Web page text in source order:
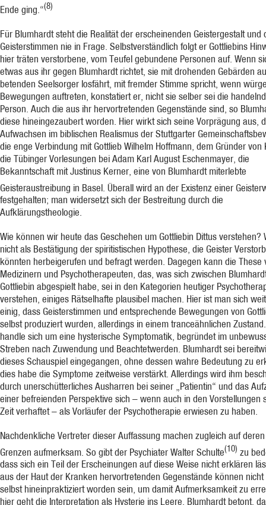
Ende ging.“(8)
Für Blumhardt steht die Realität der erscheinenden Geistergestalt und
Geisterstimmen nie in Frage. Selbstverständlich folgt er Gottliebins
hier träten verstorbene, vom Teufel gebundene Personen auf. Wenn
etwas aus ihr gegen Blumhardt richtet, sie mit drohenden Gebärden
betenden Seelsorger losfährt, mit fremder Stimme spricht, wenn
Bewegungen auftreten, konstatiert er, nicht sie selber sei die
Person. Auch die aus ihr hervortretenden Gegenstände sind, so
diese hineingezaubert worden. Hier wirkt sich seine Vorprägung aus,
Aufwachsen im biblischen Realismus der Stuttgarter
die enge Verbindung mit Gottlieb Wilhelm Hoffmann, dem Gründer von
die Tübinger Vorlesungen bei Adam Karl August Eschenmayer, die
Bekanntschaft mit Justinus Kerner, eine von Blumhardt miterlebte
Geisteraustreibung in Basel. Überall wird an der Existenz einer
festgehalten; man widersetzt sich der Bestreitung durch die
Aufklärungstheologie.
Wie können wir heute das Geschehen um Gottliebin Dittus verstehen?
nicht als Bestätigung der spiritistischen Hypothese, die Geister
könnten herbeigerufen und befragt werden. Dagegen kann die These
Medizinern und Psychotherapeuten, das, was sich zwischen
Gottliebin abgespielt habe, sei in den Kategorien heutiger
verstehen, einiges Rätselhafte plausibel machen. Hier ist man sich
einig, dass Geisterstimmen und entsprechende Bewegungen von
selbst produziert wurden, allerdings in einem tranceähnlichen
handle sich um eine hysterische Symptomatik, begründet im
Streben nach Zuwendung und Beachtetwerden. Blumhardt sei
dieses Schauspiel eingegangen, ohne dessen wahre Bedeutung zu
dies habe die Symptome zeitweise verstärkt. Allerdings wird ihm
durch unerschütterliches Ausharren bei seiner „Patientin“ und das
einer befreienden Perspektive sich – wenn auch in den Vorstellungen
Zeit verhaftet – als Vorläufer der Psychotherapie erwiesen zu haben.
Nachdenkliche Vertreter dieser Auffassung machen zugleich auf deren
Grenzen aufmerksam. So gibt der Psychiater Walter Schulte(10) zu
dass sich ein Teil der Erscheinungen auf diese Weise nicht erklären
aus der Haut der Kranken hervortretenden Gegenstände können
selbst hineinpraktiziert worden sein, um damit Aufmerksamkeit zu
hier geht die Interpretation als Hysterie ins Leere. Blumhardt betont,